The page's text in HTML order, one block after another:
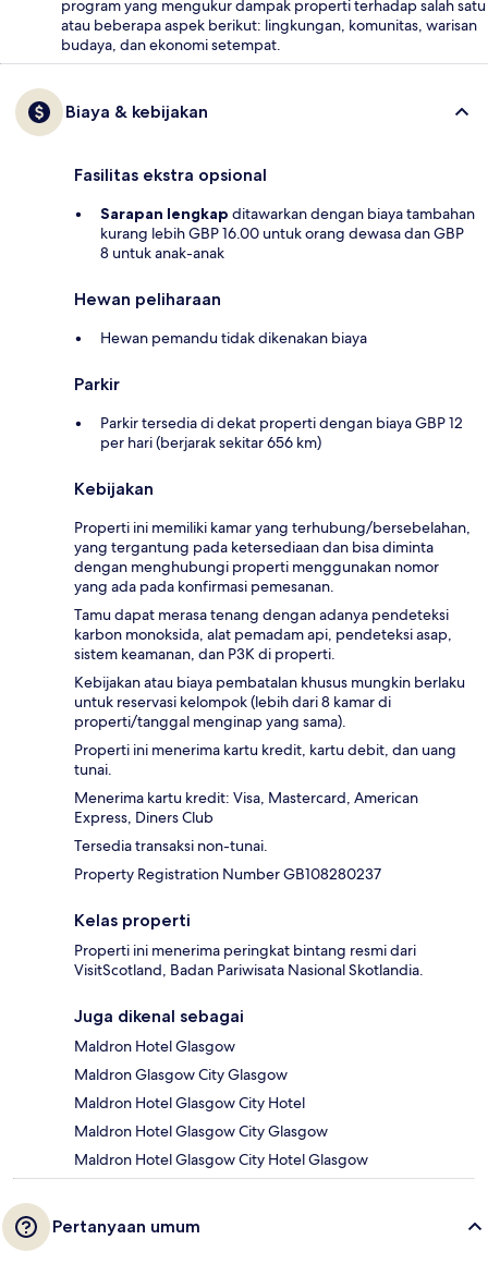
program yang mengukur dampak properti terhadap salah satu
atau beberapa aspek berikut: lingkungan, komunitas, warisan
budaya, dan ekonomi setempat.
Biaya & kebijakan
Fasilitas ekstra opsional
Sarapan lengkap ditawarkan dengan biaya tambahan
kurang lebih GBP 16.00 untuk orang dewasa dan GBP
8 untuk anak-anak
Hewan peliharaan
Hewan pemandu tidak dikenakan biaya
Parkir
Parkir tersedia di dekat properti dengan biaya GBP 12
per hari (berjarak sekitar 656 km)
Kebijakan
Properti ini memiliki kamar yang terhubung/bersebelahan,
yang tergantung pada ketersediaan dan bisa diminta
dengan menghubungi properti menggunakan nomor
yang ada pada konfirmasi pemesanan.
Tamu dapat merasa tenang dengan adanya pendeteksi
karbon monoksida, alat pemadam api, pendeteksi asap,
sistem keamanan, dan P3K di properti.
Kebijakan atau biaya pembatalan khusus mungkin berlaku
untuk reservasi kelompok (lebih dari 8 kamar di
properti/tanggal menginap yang sama).
Properti ini menerima kartu kredit, kartu debit, dan uang
tunai.
Menerima kartu kredit: Visa, Mastercard, American
Express, Diners Club
Tersedia transaksi non-tunai.
Property Registration Number GB108280237
Kelas properti
Properti ini menerima peringkat bintang resmi dari
VisitScotland, Badan Pariwisata Nasional Skotlandia.
Juga dikenal sebagai
Maldron Hotel Glasgow
Maldron Glasgow City Glasgow
Maldron Hotel Glasgow City Hotel
Maldron Hotel Glasgow City Glasgow
Maldron Hotel Glasgow City Hotel Glasgow
Pertanyaan umum